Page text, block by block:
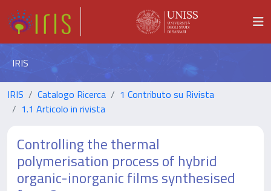
IRIS
IRIS Catalogo Ricerca
1 Contributo su Rivista
1.1 Articolo in rivista
Controlling the thermal
polymerisation process of hybrid
organic-inorganic films synthesised